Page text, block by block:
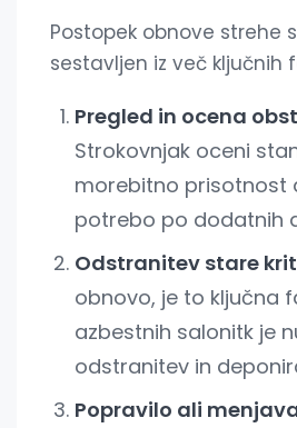
Postopek obnove strehe
sestavljen iz več ključnih
Pregled in ocena
Strokovnjak oceni
morebitno prisotnost
potrebo po dodatnih
Odstranitev stare
obnovo, je to ključna
azbestnih salonitk je
odstranitev in
Popravilo ali